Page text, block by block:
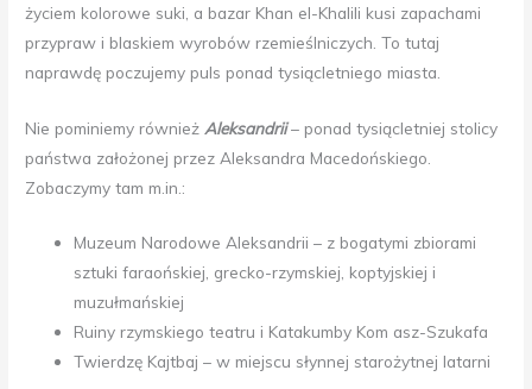
życiem kolorowe suki, a bazar Khan el-Khalili kusi zapachami
przypraw i blaskiem wyrobów rzemieślniczych. To tutaj
naprawdę poczujemy puls ponad tysiącletniego miasta.
Nie pominiemy również Aleksandrii– ponad tysiącletniej stolicy
państwa założonej przez Aleksandra Macedońskiego.
Zobaczymy tam m.in.:
Muzeum Narodowe Aleksandrii – z bogatymi zbiorami
sztuki faraońskiej, grecko-rzymskiej, koptyjskiej i
muzułmańskiej
Ruiny rzymskiego teatru i Katakumby Kom asz-Szukafa
Twierdzę Kajtbaj – w miejscu słynnej starożytnej latarni